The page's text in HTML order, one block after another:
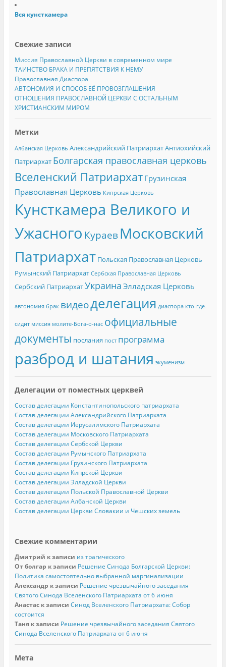
Вся кунсткамера
Свежие записи
Миссия Православной Церкви в современном мире
ТАИНСТВО БРАКА И ПРЕПЯТСТВИЯ К НЕМУ
Православная Диаспора
АВТОНОМИЯ И СПОСОБ ЕЁ ПРОВОЗГЛАШЕНИЯ
ОТНОШЕНИЯ ПРАВОСЛАВНОЙ ЦЕРКВИ С ОСТАЛЬНЫМ
ХРИСТИАНСКИМ МИРОМ
Метки
Албанская Церковь Александрийский ПатриархатАнтиохийский
Патриархат Болгарская православная церковь
Вселенский Патриархат Грузинская
Православная Церковь Кипрская Церковь
Кунсткамера Великого и
Ужасного Кураев Московский
Патриархат Польская Православная Церковь
Румынский Патриархат Сербская Православная Церковь
Сербский ПатриархатУкраина Элладская Церковь
автономия брак видеоделегация диаспора кто-где-
сидит миссия молите-Бога-о-нас официальные
документы послания пост программа
разброд и шатания экуменизм
Делегации от поместных церквей
Состав делегации Константинопольского патриархата
Состав делегации Александрийского Патриархата
Состав делегации Иерусалимского Патриархата
Состав делегации Московского Патриархата
Состав делегации Сербской Церкви
Состав делегации Румынского Патриархата
Состав делегации Грузинского Патриархата
Состав делегации Кипрской Церкви
Состав делегации Элладской Церкви
Состав делегации Польской Православной Церкви
Состав делегации Албанской Церкви
Состав делегации Церкви Словакии и Чешских земель
Свежие комментарии
Дмитрий к записи из трагического
От болгар к записи Решение Синода Болгарской Церкви:
Политика самостоятельно выбранной маргинализации
Александр к записи Решение чрезвычайного заседания
Святого Синода Вселенского Патриархата от 6 июня
Анастаск записи Синод Вселенского Патриархата: Собор
состоится
Таняк записи Решение чрезвычайного заседания Святого
Синода Вселенского Патриархата от 6 июня
Мета